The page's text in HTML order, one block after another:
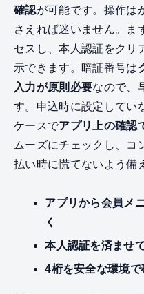
確認が可能です。操作は
さえれば迷いません。ま
セスし、本人認証をクリ
示できます。暗証番号は
入力が原則必要なので、
す。申込時に設定してい
ケースでアプリ上の確認
ムーズにチェックし、コ
払い時に慌てないよう備
アプリから会員メ
く
本人認証を済ませ
4桁を安全な環境